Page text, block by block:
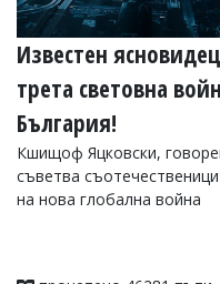
Известен
трета световна
България!
Кшищоф Яцковски,
съветва
на нова глобална война